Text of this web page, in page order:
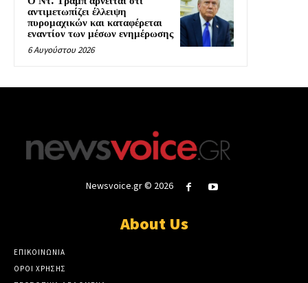
αντιμετωπίζει έλλειψη
πυρομαχικών και καταφέρεται
εναντίον των μέσων ενημέρωσης
6 Αυγούστου 2026
Newsvoice.gr © 2026
About Us
ΕΠΙΚΟΙΝΩΝΙΑ
ΟΡΟΙ ΧΡΗΣΗΣ